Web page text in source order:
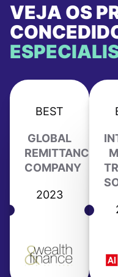
VEJA OS
BEST
GLOBAL
REMITTANCE
COMPANY
2023